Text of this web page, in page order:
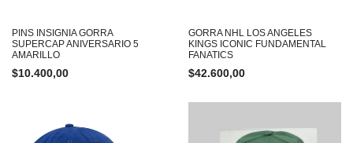
PINS INSIGNIA GORRA
SUPERCAP ANIVERSARIO 5
AMARILLO
$10.400,00
GORRA NHL LOS ANGELES
KINGS ICONIC FUNDAMENTAL
FANATICS
$42.600,00